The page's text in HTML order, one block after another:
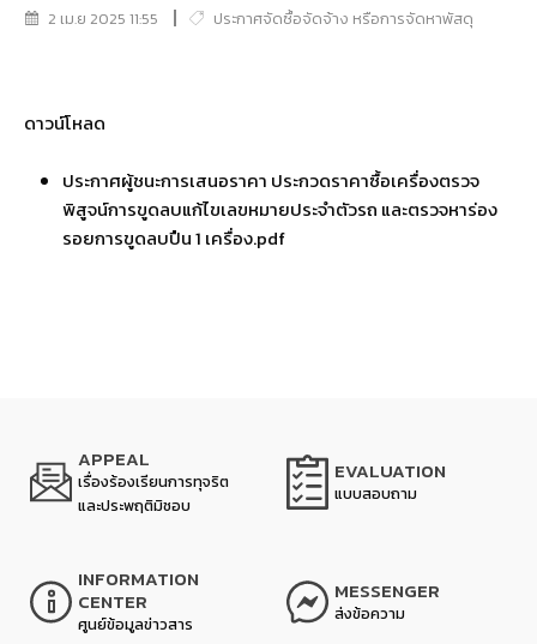
2 เม.ย 2025 11:55 ประกาศจัดซื้อจัดจ้าง หรือการจัดหาพัสดุ
ดาวน์โหลด
ประกาศผู้ชนะการเสนอราคา ประกวดราคาซื้อเครื่องตรวจ
พิสูจน์การขูดลบแก้ไขเลขหมายประจำตัวรถ และตรวจหาร่อง
รอยการขูดลบปืน 1 เครื่อง.pdf
APPEAL
เรื่องร้องเรียนการทุจริต
และประพฤติมิชอบ
EVALUATION
แบบสอบถาม
INFORMATION
CENTER
ศูนย์ข้อมูลข่าวสาร
MESSENGER
ส่งข้อความ